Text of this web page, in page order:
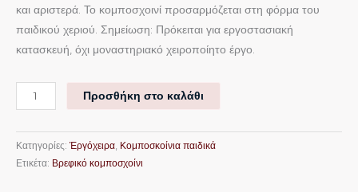
και αριστερά. Το κομποσχοινί προσαρμόζεται στη φόρμα του
παιδικού χεριού. Σημείωση: Πρόκειται για εργοστασιακή
κατασκευή, όχι μοναστηριακό χειροποίητο έργο.
Προσθήκη στο καλάθι
Κατηγορίες: Ἐργόχειρα, Κομποσκοίνια παιδικά
Ετικέτα: Βρεφικό κομποσχοίνι